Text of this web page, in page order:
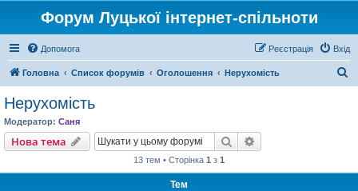
Форум Луцької інтернет-спільноти
Допомога Вхід
Реєстрація
Головна Список форумів Оголошення Нерухомість
Нерухомість
Модератор: Саня
Нова тема Пошук
13 тем • Сторінка 1 з 1
Тем